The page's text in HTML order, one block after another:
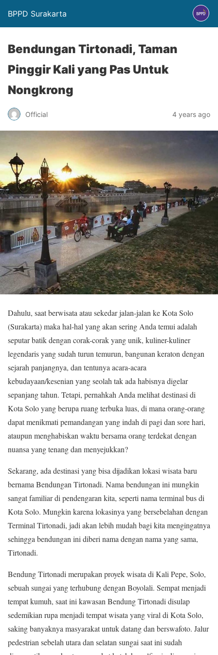
BPPD Surakarta
Bendungan Tirtonadi, Taman
Pinggir Kali yang Pas Untuk
Nongkrong
Official 4 years ago
Dahulu, saat berwisata atau sekedar jalan-jalan ke Kota Solo
(Surakarta) maka hal-hal yang akan sering Anda temui adalah
seputar batik dengan corak-corak yang unik, kuliner-kuliner
legendaris yang sudah turun temurun, bangunan keraton dengan
sejarah panjangnya, dan tentunya acara-acara
kebudayaan/kesenian yang seolah tak ada habisnya digelar
sepanjang tahun. Tetapi, pernahkah Anda melihat destinasi di
Kota Solo yang berupa ruang terbuka luas, di mana orang-orang
dapat menikmati pemandangan yang indah di pagi dan sore hari,
ataupun menghabiskan waktu bersama orang terdekat dengan
nuansa yang tenang dan menyejukkan?
Sekarang, ada destinasi yang bisa dijadikan lokasi wisata baru
bernama Bendungan Tirtonadi. Nama bendungan ini mungkin
sangat familiar di pendengaran kita, seperti nama terminal bus di
Kota Solo. Mungkin karena lokasinya yang bersebelahan dengan
Terminal Tirtonadi, jadi akan lebih mudah bagi kita mengingatnya
sehingga bendungan ini diberi nama dengan nama yang sama,
Tirtonadi.
Bendung Tirtonadi merupakan proyek wisata di Kali Pepe, Solo,
sebuah sungai yang terhubung dengan Boyolali. Sempat menjadi
tempat kumuh, saat ini kawasan Bendung Tirtonadi disulap
sedemikian rupa menjadi tempat wisata yang viral di Kota Solo,
saking banyaknya masyarakat untuk datang dan berswafoto. Jalur
pedestrian sebelah utara dan selatan sungai saat ini sudah